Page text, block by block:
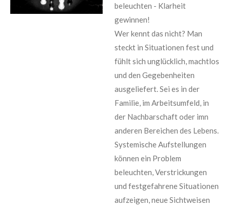
beleuchten - Klarheit
gewinnen!
Wer kennt das nicht? Man
steckt in Situationen fest und
fühlt sich unglücklich, machtlos
und den Gegebenheiten
ausgeliefert. Sei es in der
Familie, im Arbeitsumfeld, in
der Nachbarschaft oder imn
anderen Bereichen des Lebens.
Systemische Aufstellungen
können ein Problem
beleuchten, Verstrickungen
und festgefahrene Situationen
aufzeigen, neue Sichtweisen